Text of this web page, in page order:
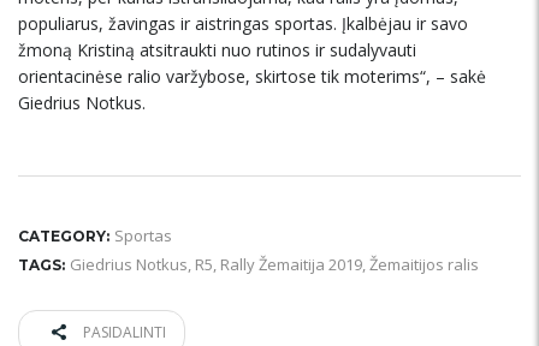
populiarus, žavingas ir aistringas sportas. Įkalbėjau ir savo
žmoną Kristiną atsitraukti nuo rutinos ir sudalyvauti
orientacinėse ralio varžybose, skirtose tik moterims“, – sakė
Giedrius Notkus.
CATEGORY: Sportas
TAGS: Giedrius Notkus, R5, Rally Žemaitija 2019,Žemaitijos ralis
PASIDALINTI